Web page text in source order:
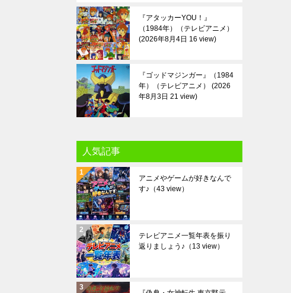
『アタッカーYOU！』
（1984年）（テレビアニメ）
2026年8月4日 16 view
『ゴッドマジンガー』（1984
年）（テレビアニメ）
2026
年8月3日 21 view
人気記事
アニメやゲームが好きなんで
す♪ （43 view）
テレビアニメ一覧年表を振り
返りましょう♪ （13 view）